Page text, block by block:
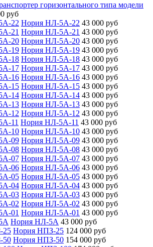
горизонтального типа модели
руб
Нория НЛ-5А-22 43 000 руб
Нория НЛ-5А-21 43 000 руб
Нория НЛ-5А-20 43 000 руб
Нория НЛ-5А-19 43 000 руб
Нория НЛ-5А-18 43 000 руб
Нория НЛ-5А-17 43 000 руб
Нория НЛ-5А-16 43 000 руб
Нория НЛ-5А-15 43 000 руб
Нория НЛ-5А-14 43 000 руб
Нория НЛ-5А-13 43 000 руб
Нория НЛ-5А-12 43 000 руб
Нория НЛ-5А-11 43 000 руб
Нория НЛ-5А-10 43 000 руб
Нория НЛ-5А-09 43 000 руб
Нория НЛ-5А-08 43 000 руб
Нория НЛ-5А-07 43 000 руб
Нория НЛ-5А-06 43 000 руб
Нория НЛ-5А-05 43 000 руб
Нория НЛ-5А-04 43 000 руб
Нория НЛ-5А-03 43 000 руб
Нория НЛ-5А-02 43 000 руб
Нория НЛ-5А-01 43 000 руб
Нория НЛ-5А 43 000 руб
Нория НПЗ-25 124 000 руб
Нория НПЗ-50 154 000 руб